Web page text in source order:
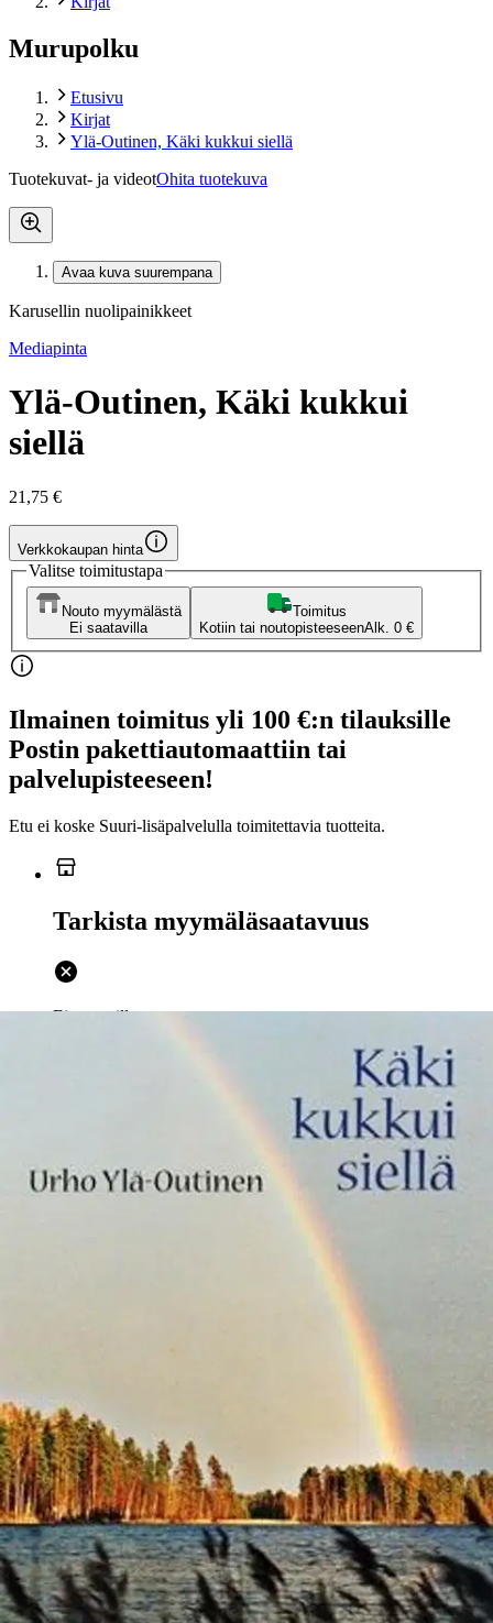
Murupolku
Etusivu
Kirjat
Ylä-Outinen, Käki kukkui siellä
Tuotekuvat- ja videotOhita tuotekuva
Avaa kuva suurempana
Karusellin nuolipainikkeet
Mediapinta
Ylä-Outinen, Käki kukkui
siellä
21,75 €
Verkkokaupan hinta
Valitse toimitustapa
Nouto myymälästä
Ei saatavilla
Toimitus
Kotiin tai noutopisteeseenAlk. 0 €
Ilmainen toimitus yli 100 €:n tilauksille
Postin pakettiautomaattiin tai
palvelupisteeseen!
Etu ei koske Suuri‑lisäpalvelulla toimitettavia tuotteita.
Tarkista myymäläsaatavuus
Ei saatavilla
Pitkälti seitsemättä vuosikymmentä ovat karjalaiset saaneet tyytyä
Näytä lisää
Ominaisuudet
Oletko tyytyväinen tuotetietoihin?